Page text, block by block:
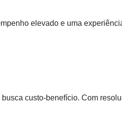
elevado e uma
custo-benefício. Com